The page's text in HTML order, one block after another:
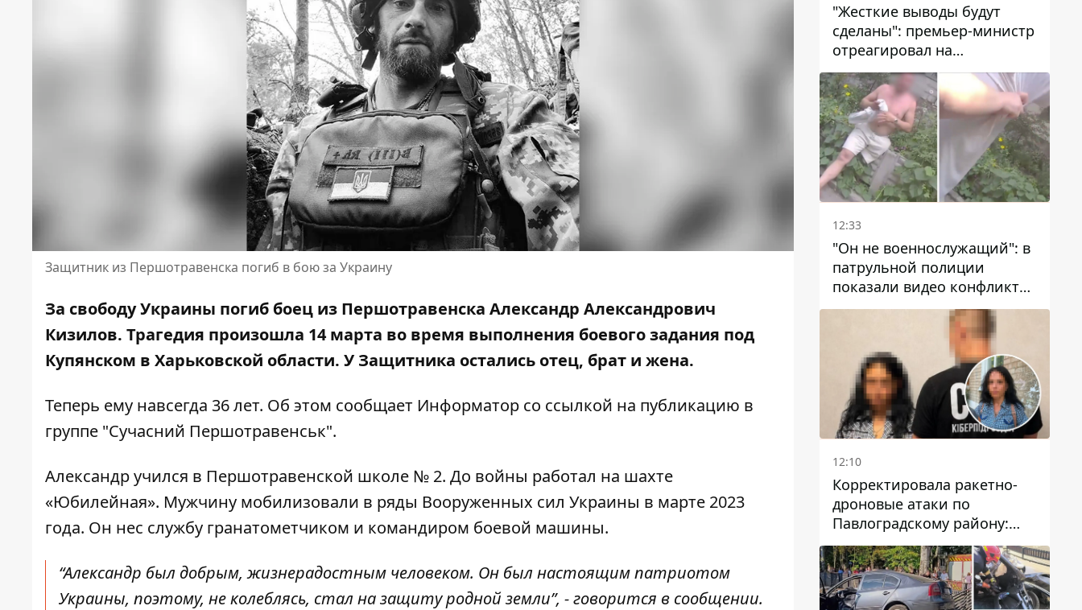
Защитник из Першотравенска погиб в бою за Украину
За свободу Украины погиб боец ​​из Першотравенска Александр Александрович
Кизилов. Трагедия произошла 14 марта во время выполнения боевого задания под
Купянском в Харьковской области. У Защитника остались отец, брат и жена.
Теперь ему навсегда 36 лет. Об этом сообщает Информатор со ссылкой на публикацию в
группе "Сучасний Першотравенськ".
Александр учился в Першотравенской школе № 2. До войны работал на шахте
«Юбилейная». Мужчину мобилизовали в ряды Вооруженных сил Украины в марте 2023
года. Он нес службу гранатометчиком и командиром боевой машины.
“Александр был добрым, жизнерадостным человеком. Он был настоящим патриотом
Украины, поэтому, не колеблясь, стал на защиту родной земли”, - говорится в сообщении.
"Жесткие выводы будут
сделаны": премьер-министр
отреагировал на
несколькодневное
отсутствие воды в Марганце
12:33
"Он не военнослужащий": в
патрульной полиции
показали видео конфликта
с мужчиной без ноги на
проспекте Поля в Днепре
12:10
Корректировала ракетно-
дроновые атаки по
Павлоградскому району:
задержали вражескую
агентку